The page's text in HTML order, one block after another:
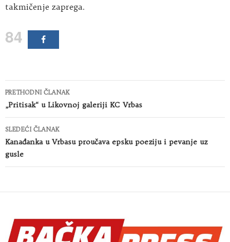
takmičenje zaprega.
84
Kretanje
članaka
PRETHODNI ČLANAK
„Pritisak“ u Likovnoj galeriji KC Vrbas
SLEDEĆI ČLANAK
Kanađanka u Vrbasu proučava epsku poeziju i pevanje uz
gusle